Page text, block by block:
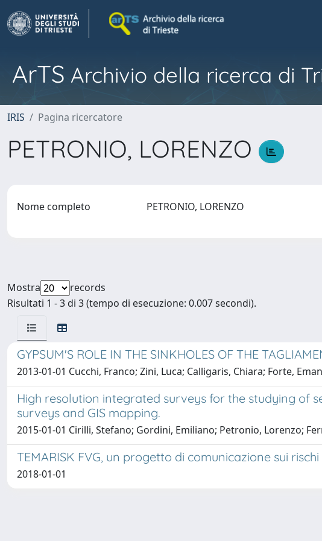
ArTS Archivio della ricerca di
IRIS Pagina ricercatore
PETRONIO, LORENZO
Nome completo PETRONIO, LORENZO
Mostra
records
Risultati 1 - 3 di 3 (tempo di esecuzione: 0.007 secondi).
GYPSUM'S ROLE IN THE SINKHOLES OF THE
2013-01-01 Cucchi, Franco; Zini, Luca; Calligaris, Chiara; Forte,
High resolution integrated surveys for the studying of
surveys and GIS mapping.
2015-01-01 Cirilli, Stefano; Gordini, Emiliano; Petronio, Lorenzo;
TEMARISK FVG, un progetto di comunicazione sui
2018-01-01